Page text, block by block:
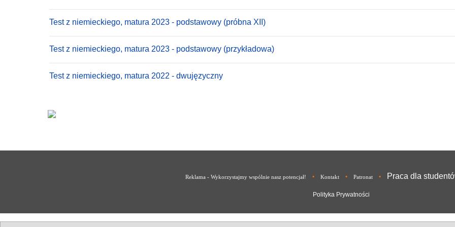
Test z niemieckiego, matura 2023 - podstawowy (próbna XII)
Test z niemieckiego, matura 2023 - podstawowy (przykładowa)
Test z niemieckiego, matura 2022 - dwujęzyczny
Reklama - Wykorzystajmy wspólnie nasz potencjał! • Kontakt • Patronat • Praca dla
Polityka Prywatności